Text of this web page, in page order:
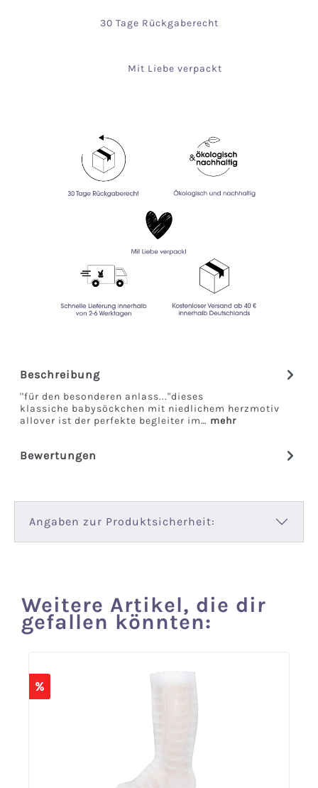
30 Tage Rückgaberecht
Mit Liebe verpackt
Beschreibung
''für den besonderen anlass..."dieses
klassiche babysöckchen mit niedlichem herzmotiv
allover ist der perfekte begleiter im… mehr
Bewertungen
Angaben zur Produktsicherheit:
Produktgalerie überspringen
Weitere Artikel, die dir
gefallen könnten:
%